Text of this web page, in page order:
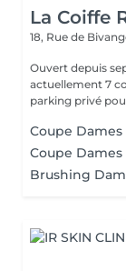
La Coiffe
18, Rue de
Ouvert depuis
actuellement 7
parking privé
Coupe
Coupe Dames
Brushing